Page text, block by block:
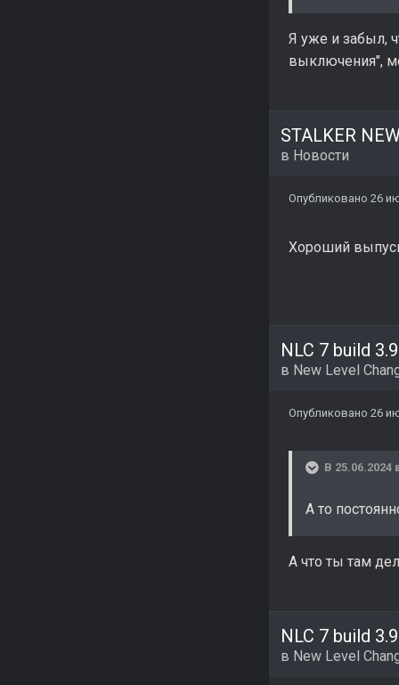
Я уже и забыл,
выключения",
STALKER
в Новости
Опубликовано 26
Хороший
NLC 7 build 3.9
в New Level
Опубликовано 26
В 25.06.2024
А то
А что ты там
NLC 7 build 3.9
в New Level